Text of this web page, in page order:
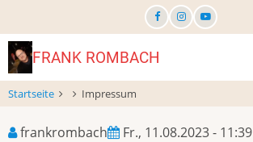
zum
InhaltFRANK ROMBACH
Startseite Impressum
frankrombach Fr., 11.08.2023 - 11:39